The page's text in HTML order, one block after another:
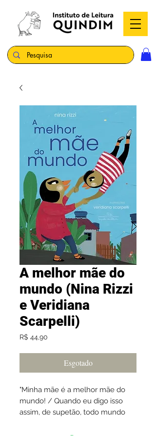
A melhor mãe do
mundo (Nina Rizzi
e Veridiana
Scarpelli)
R$ 44,90
Esgotado
"Minha mãe é a melhor mãe do
mundo! / Quando eu digo isso
assim, de supetão, todo mundo
entram em arenga..."